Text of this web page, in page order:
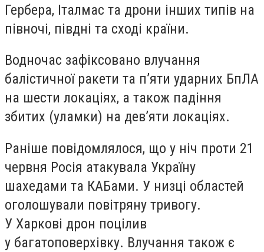
Гербера, Італмас та дрони інших типів на
півночі, півдні та сході країни.
Водночас зафіксовано влучання
балістичної ракети та пʼяти ударних БпЛА
на шести локаціях, а також падіння
збитих (уламки) на девʼяти локаціях.
Раніше повідомлялося, що у ніч проти 21
червня Росія атакувала Україну
шахедами та КАБами. У низці областей
оголошували повітряну тривогу.
У Харкові дрон поцілив
у багатоповерхівку. Влучання також є